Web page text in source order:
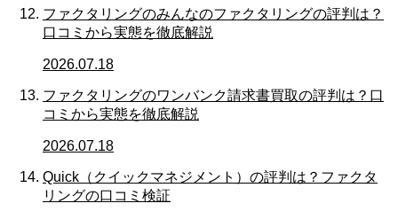
ファクタリングのみんなのファクタリングの評判は？
口コミから実態を徹底解説
2026.07.18
ファクタリングのワンバンク請求書買取の評判は？口
コミから実態を徹底解説
2026.07.18
Quick（クイックマネジメント）の評判は？ファクタ
リングの口コミ検証